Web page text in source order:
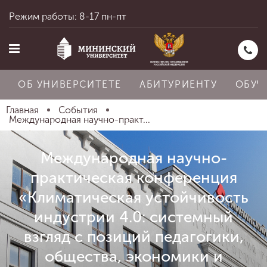
Главная
Об университете
Абитуриенту
Режим работы: 8-17 пн-пт
ОБ УНИВЕРСИТЕТЕ АБИТУРИЕНТУ
Главная
События
Международная научно-практ...
Международная научно-
практическая конференция
«Климатическая устойчивость
индустрии 4.0: системный
взгляд с позиций педагогики,
общества, экономики и